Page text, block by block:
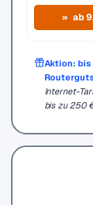
ab
Aktion: bis
Internet-
bis zu 250